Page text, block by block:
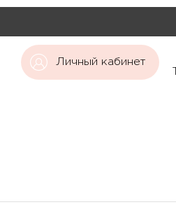
Личный кабинет